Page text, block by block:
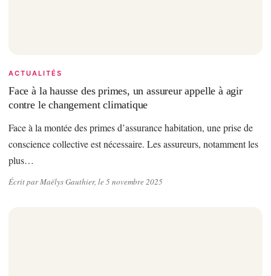
ACTUALITÉS
Face à la hausse des primes, un assureur appelle à agir
contre le changement climatique
Face à la montée des primes d’assurance habitation, une prise de
conscience collective est nécessaire. Les assureurs, notamment les
plus…
Écrit par Maëlys Gauthier, le 5 novembre 2025